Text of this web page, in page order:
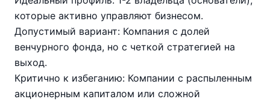
которые активно управляют бизнесом.
Допустимый вариант: Компания с долей
венчурного фонда, но с четкой стратегией на
выход.
Критично к избеганию: Компании с распыленным
акционерным капиталом или сложной